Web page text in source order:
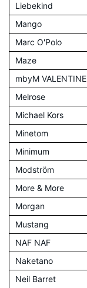
Liebekind
Mango
Marc O'Polo
Maze
mbyM VALENTINE
Melrose
Michael Kors
Minetom
Minimum
Modström
More & More
Morgan
Mustang
NAF NAF
Naketano
Neil Barret